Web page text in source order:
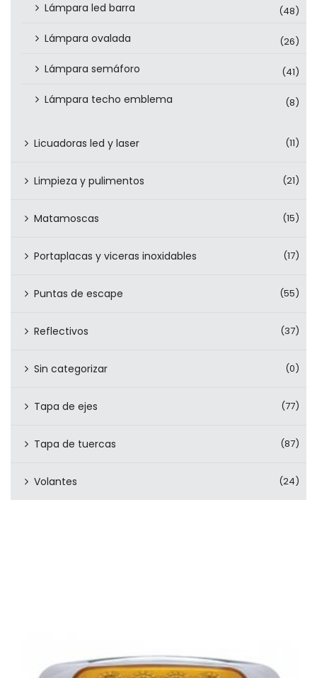
Lámpara led barra (48)
Lámpara ovalada (26)
Lámpara semáforo (41)
Lámpara techo emblema (8)
Licuadoras led y laser (11)
Limpieza y pulimentos (21)
Matamoscas (15)
Portaplacas y viceras inoxidables (17)
Puntas de escape (55)
Reflectivos (37)
Sin categorizar (0)
Tapa de ejes (77)
Tapa de tuercas (87)
Volantes (24)